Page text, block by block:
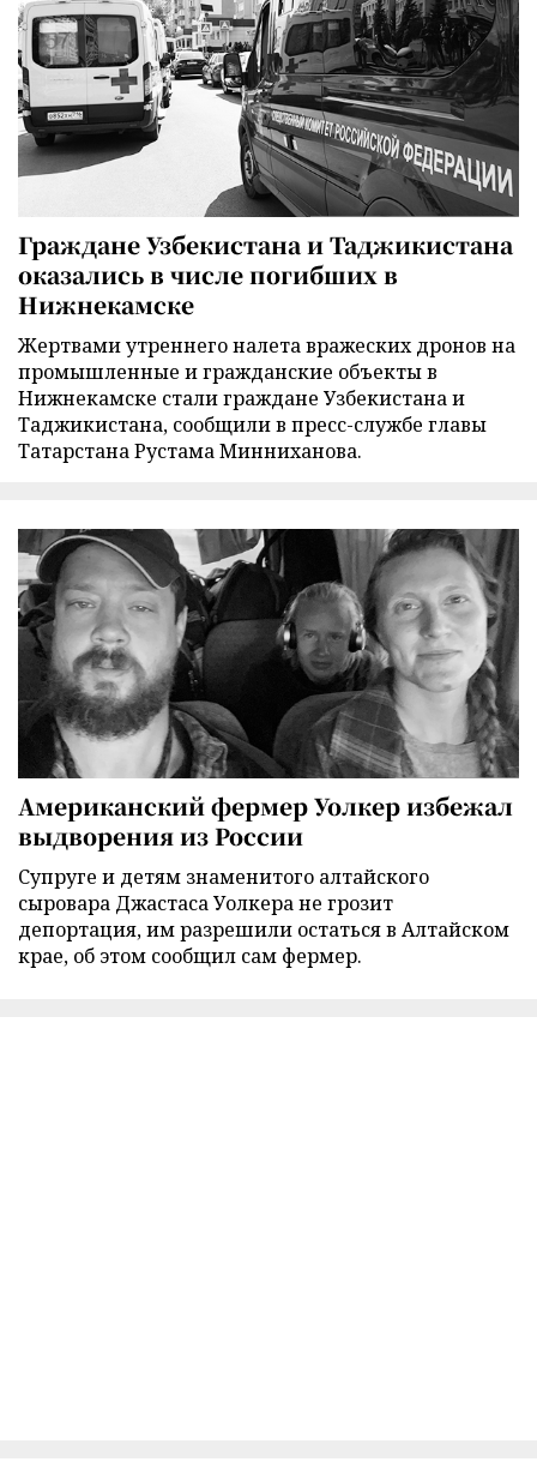
Граждане Узбекистана и Таджикистана
оказались в числе погибших в
Нижнекамске
Жертвами утреннего налета вражеских дронов на
промышленные и гражданские объекты в
Нижнекамске стали граждане Узбекистана и
Таджикистана, сообщили в пресс-службе главы
Татарстана Рустама Минниханова.
Американский фермер Уолкер избежал
выдворения из России
Супруге и детям знаменитого алтайского
сыровара Джастаса Уолкера не грозит
депортация, им разрешили остаться в Алтайском
крае, об этом сообщил сам фермер.